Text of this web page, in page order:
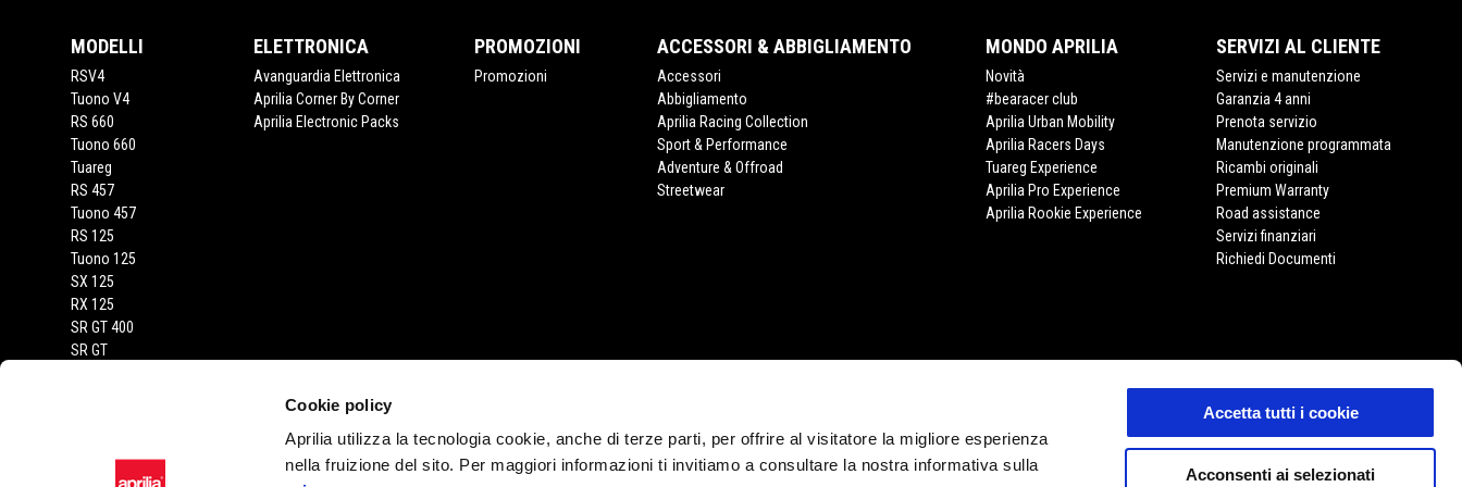
Cookie policy
Aprilia utilizza la tecnologia cookie, anche di terze parti, per offrire al visitatore la migliore esperienza
nella fruizione del sito. Per maggiori informazioni ti invitiamo a consultare la nostra informativa sulla
Accetta tutti i cookie
Acconsenti ai selezionati
MODELLI
RSV4
Tuono V4
RS 660
Tuono 660
Tuareg
RS 457
Tuono 457
RS 125
Tuono 125
SX 125
RX 125
SR GT 400
SR GT
ELETTRONICA
Avanguardia Elettronica
Aprilia Corner By Corner
Aprilia Electronic Packs
PROMOZIONI
Promozioni
ACCESSORI & ABBIGLIAMENTO
Accessori
Abbigliamento
Aprilia Racing Collection
Sport & Performance
Adventure & Offroad
Streetwear
MONDO APRILIA
Novità
#bearacer club
Aprilia Urban Mobility
Aprilia Racers Days
Tuareg Experience
Aprilia Pro Experience
Aprilia Rookie Experience
SERVIZI AL CLIENTE
Servizi e manutenzione
Garanzia 4 anni
Prenota servizio
Manutenzione programmata
Ricambi originali
Premium Warranty
Road assistance
Servizi finanziari
Richiedi Documenti
CONTATTI
Privacy policy
CORPORATE
Wide Magazine
APRILIA STORE